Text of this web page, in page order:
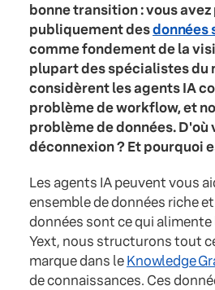
bonne transition : vous
publiquement desdonnées
comme fondement de la
plupart des spécialistes du
considèrent les agents IA
problème de workflow, et
problème de données.
déconnexion ? Et pourquoi
Les agents IA peuvent vous
ensemble de données riche
données sont ce qui alimente
Yext, nous structurons tout
marque dans leKnowledge
de connaissances. Ces